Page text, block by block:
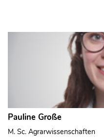
Pauline Große
M. Sc. Agrarwissenschaften